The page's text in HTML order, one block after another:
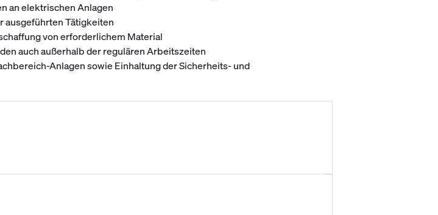
an elektrischen Anlagen
ausgeführten Tätigkeiten
von erforderlichem Material
auch außerhalb der regulären Arbeitszeiten
Anlagen sowie Einhaltung der Sicherheits- und